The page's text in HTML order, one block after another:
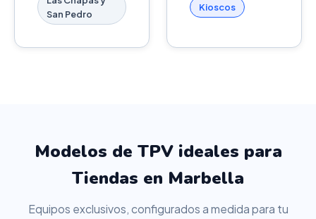
San Pedro
Kioscos
Modelos de TPV ideales para
Tiendas en Marbella
Equipos exclusivos, configurados a medida para tu